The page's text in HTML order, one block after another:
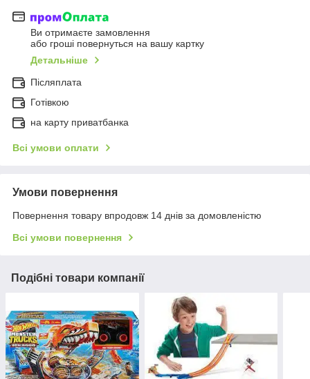
Ви отримаєте замовлення
або гроші повернуться на вашу картку
Детальніше
Післяплата
Готівкою
на карту приватбанка
Всі умови оплати
Умови повернення
Повернення товару впродовж 14 днів за домовленістю
Всі умови повернення
Подібні товари компанії